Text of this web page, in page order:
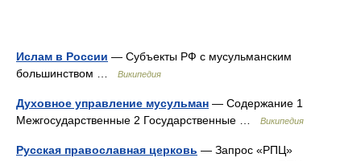
Ислам в России — Субъекты РФ с мусульманским
большинством …
Википедия
Духовное управление мусульман — Содержание 1
Межгосударственные 2 Государственные …
Википедия
Русская православная церковь — Запрос «РПЦ»